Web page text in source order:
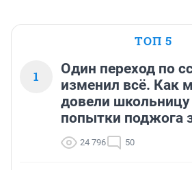
ТОП 5
1
Один переход по
изменил всё. Как
довели
попытки поджога
24 796 50